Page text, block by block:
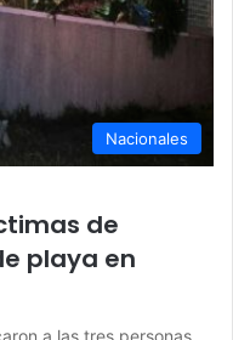
Nacionales
de
playa en
a las tres personas